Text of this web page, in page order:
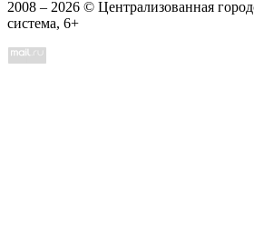
2008 – 2026 © Централизованная
система, 6+